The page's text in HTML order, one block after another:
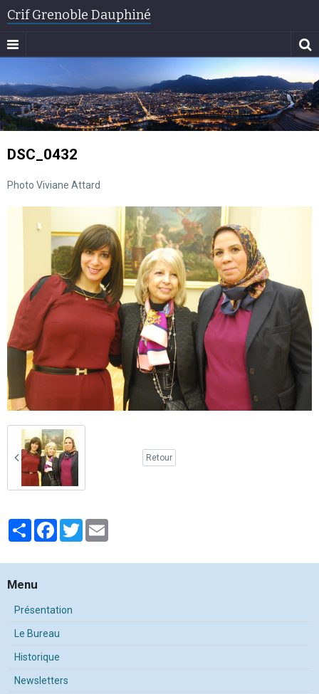
Crif Grenoble Dauphiné
DSC_0432
Photo Viviane Attard
Retour
PartagerFacebook
Twitter
Menu
Présentation
Le Bureau
Historique
Newsletters